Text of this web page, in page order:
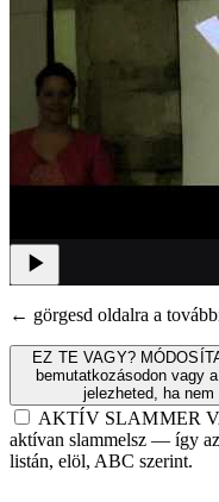
← görgesd oldalra a
EZ TE VAGY?
bemutatkozásodon vagy
jelezheted, ha nem
AKTÍV SLAMMER
aktívan slammelsz — így
listán, elöl, ABC szerint.